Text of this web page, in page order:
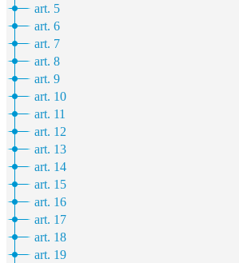
art. 5
art. 6
art. 7
art. 8
art. 9
art. 10
art. 11
art. 12
art. 13
art. 14
art. 15
art. 16
art. 17
art. 18
art. 19